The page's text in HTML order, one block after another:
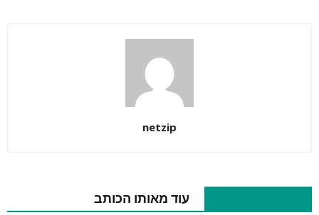
netzip
עוד מאותו הכותב